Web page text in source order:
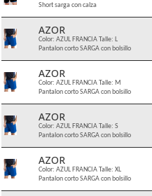
Short sarga con calza
AZOR
Color: AZUL FRANCIA Talle: L
Pantalon corto SARGA con bolsillo
AZOR
Color: AZUL FRANCIA Talle: M
Pantalon corto SARGA con bolsillo
AZOR
Color: AZUL FRANCIA Talle: S
Pantalon corto SARGA con bolsillo
AZOR
Color: AZUL FRANCIA Talle: XL
Pantalon corto SARGA con bolsillo